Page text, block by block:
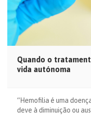
Quando o
vida autónoma
“Hemofilia é uma
deve à diminuição ou